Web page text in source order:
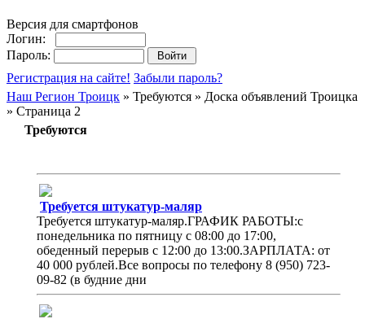
Версия для смартфонов
Логин:
Пароль:
Регистрация на сайте! Забыли пароль?
Наш Регион Троицк » Требуются » Доска объявлений Троицка
» Страница 2
Требуются
Требуется штукатур-маляр
Требуется штукатур-маляр.ГРАФИК РАБОТЫ:с
понедельника по пятницу с 08:00 до 17:00,
обеденный перерыв с 12:00 до 13:00.ЗАРПЛАТА: от
40 000 рублей.Все вопросы по телефону 8 (950) 723-
09-82 (в будние дни